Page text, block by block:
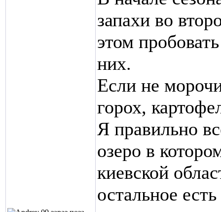
запахи во
этом
них.
Если не
горох,
Я правильно
озеро в
киевской
остальное